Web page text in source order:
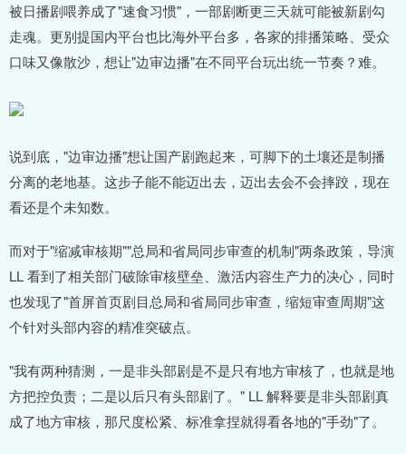
被日播剧喂养成了"速食习惯"，一部剧断更三天就可能被新剧勾
走魂。更别提国内平台也比海外平台多，各家的排播策略、受众
口味又像散沙，想让"边审边播"在不同平台玩出统一节奏？难。
说到底，"边审边播"想让国产剧跑起来，可脚下的土壤还是制播
分离的老地基。这步子能不能迈出去，迈出去会不会摔跤，现在
看还是个未知数。
而对于"缩减审核期""总局和省局同步审查的机制"两条政策，导演
LL 看到了相关部门破除审核壁垒、激活内容生产力的决心，同时
也发现了"首屏首页剧目总局和省局同步审查，缩短审查周期"这
个针对头部内容的精准突破点。
"我有两种猜测，一是非头部剧是不是只有地方审核了，也就是地
方把控负责；二是以后只有头部剧了。" LL 解释要是非头部剧真
成了地方审核，那尺度松紧、标准拿捏就得看各地的"手劲"了。